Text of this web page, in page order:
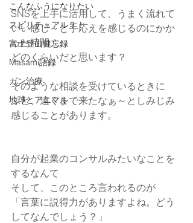
こんなふうになりたい
スピリチュアル？！
富士登山健忘録
Masami語録
ガン治療
地球とアニマル
SNSを上手に活用して、うまく流れて
いい感じ～と手応えを感じるのにかか
った時間
どのくらいだと思います？
そのような相談を受けているときに
ふと、遠くまで来たなぁ～としみじみ
感じることがあります。
自分が起業のコンサルみたいなことを
するなんて
そして、このところ言われるのが
「言葉に説得力がありますよね。どう
してなんでしょう？」